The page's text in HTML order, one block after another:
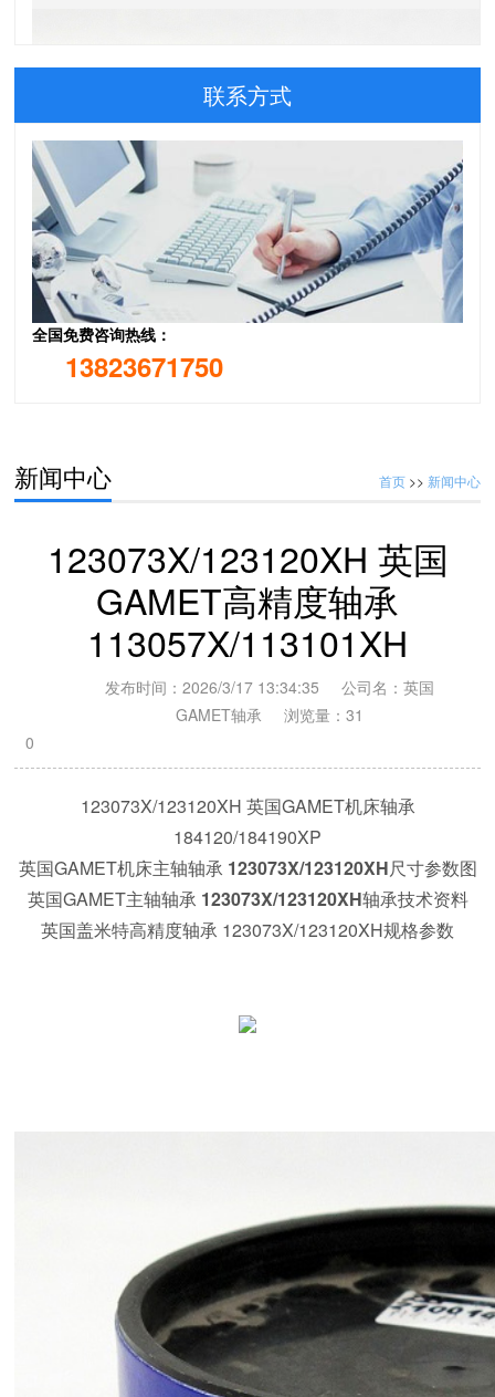
240149X/240241X 英国盖米特圆锥滚子轴承 101038X/101076
联系方式
全国免费咨询热线：
13823671750
首页>> 新闻中心
新闻中心
123073X/123120XH 英国
GAMET高精度轴承
113057X/113101XH
发布时间：2026/3/17 13:34:35 公司名：英国
GAMET轴承 浏览量： 31
0
123073X/123120XH 英国GAMET机床轴承
184120/184190XP
英国GAMET机床主轴轴承 123073X/123120XH尺寸参数图
英国GAMET主轴轴承 123073X/123120XH轴承技术资料
英国盖米特高精度轴承 123073X/123120XH规格参数